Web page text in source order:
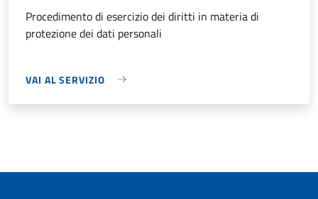
Procedimento di esercizio dei diritti in materia di
protezione dei dati personali
VAI AL SERVIZIO